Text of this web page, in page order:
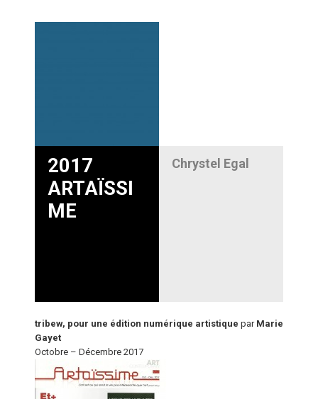
2017
ARTAÏSSI
ME
Chrystel Egal
tribew, pour une édition numérique artistique par Marie
Gayet
Octobre – Décembre 2017